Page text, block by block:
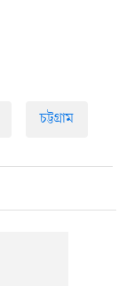
চট্টগ্রাম